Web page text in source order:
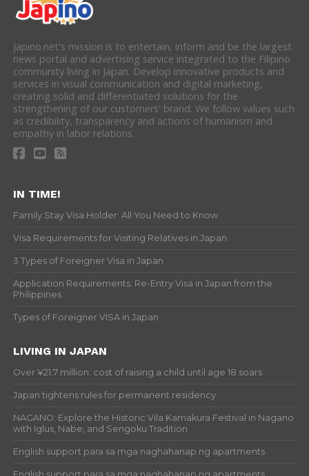
Japino.net's mission is to entertain, inform and be the largest
news portal and advertising service integrated to the Filipino
community living in Japan. Develop innovative products and
services in visual communication and digital marketing,
creating solid and differentiated solutions for the
strengthening of our customers' brand. We follow values such
as credibility, transparency and actions of humanism and
empathy in labor relations.
IN TIME!
Family Stay Visa Holder: All You Need to Know
Visa Requirements for Visiting Relatives in Japan
3 Types of Foreigner Visa in Japan
Application Requirements: Re-Entry Visa in Japan from the
Philippines
Types of Foreigner VISA in Japan
LIVING IN JAPAN
Over ¥21.7 million: cost of raising a child until age 18 soars
Japan tightens rules for permanent residency
NAGANO: Explore the Historic Vila Kamakura Festival in Nagano
with Iglus, Nabe, and Sengoku Tradition
English support para sa mga naghahanap ng apartments